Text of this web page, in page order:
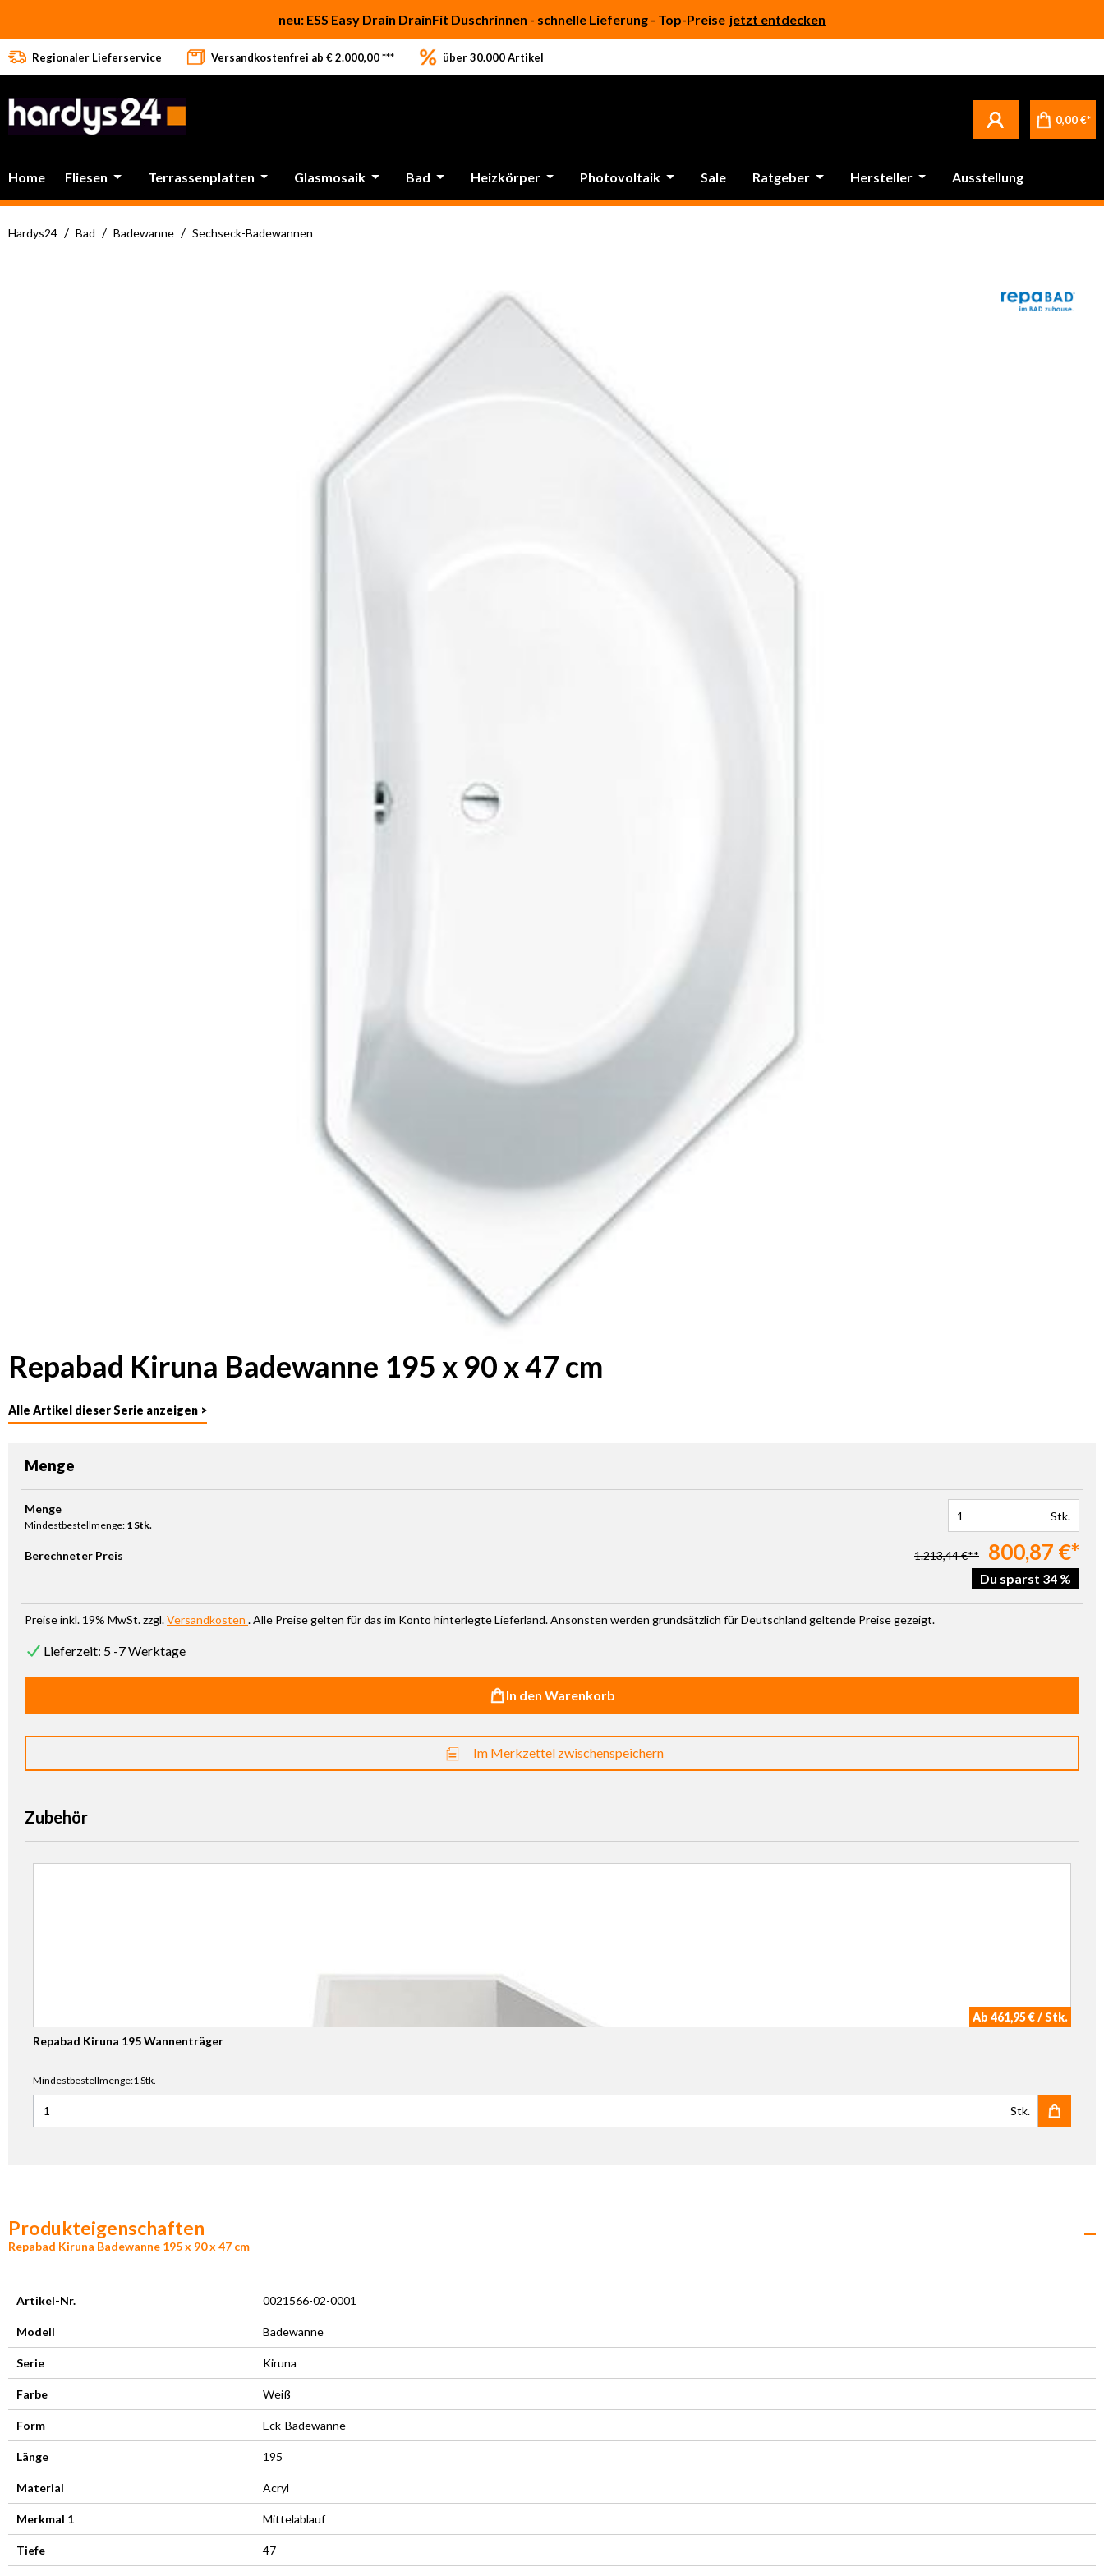
neu: ESS Easy Drain DrainFit Duschrinnen - schnelle Lieferung - Top-Preise jetzt entdecken
Regionaler Lieferservice Versandkostenfrei ab € 2.000,00 *** über 30.000 Artikel
0,00 €*
Home Fliesen Terrassenplatten Glasmosaik Bad Heizkörper Photovoltaik Sale Ratgeber Hersteller Ausstellung
Hardys24 / Bad / Badewanne / Sechseck-Badewannen
Repabad Kiruna Badewanne 195 x 90 x 47 cm
Alle Artikel dieser Serie anzeigen >
Menge
Produkt Anzahl: Gib den gewünschten Wert ein oder benutze die Schaltflächen um die Anzahl zu erhöhen oder zu reduzieren.
Menge
Mindestbestellmenge: 1 Stk.
Stk.
Berechneter Preis 1.213,44 €** 800,87 €*
Du sparst 34 %
Preise inkl. 19% MwSt. zzgl.Versandkosten . Alle Preise gelten für das im Konto hinterlegte Lieferland. Ansonsten werden grundsätzlich für Deutschland geltende Preise gezeigt.
Lieferzeit: 5 -7 Werktage
In den Warenkorb
Im Merkzettel zwischenspeichern
Zubehör
Ab 461,95 € / Stk.
Repabad Kiruna 195 Wannenträger
Mindestbestellmenge:1 Stk.
Anzahl für Repabad Kiruna 195 Wannenträger
Stk.
Produkteigenschaften
Repabad Kiruna Badewanne 195 x 90 x 47 cm
Artikel-Nr. 0021566-02-0001
Modell Badewanne
Serie Kiruna
Farbe Weiß
Form Eck-Badewanne
Länge 195
Material Acryl
Merkmal 1 Mittelablauf
Tiefe 47